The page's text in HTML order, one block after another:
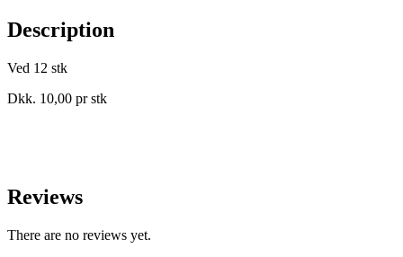
Description
Ved 12 stk
Dkk. 10,00 pr stk
Reviews
There are no reviews yet.